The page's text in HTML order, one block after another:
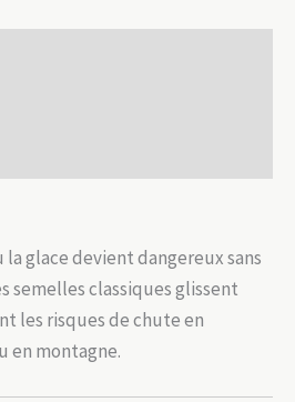
la glace devient dangereux sans
semelles classiques glissent
les risques de chute en
en montagne.